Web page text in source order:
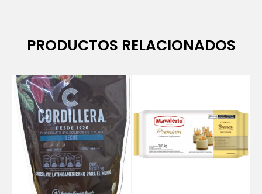
PRODUCTOS RELACIONADOS